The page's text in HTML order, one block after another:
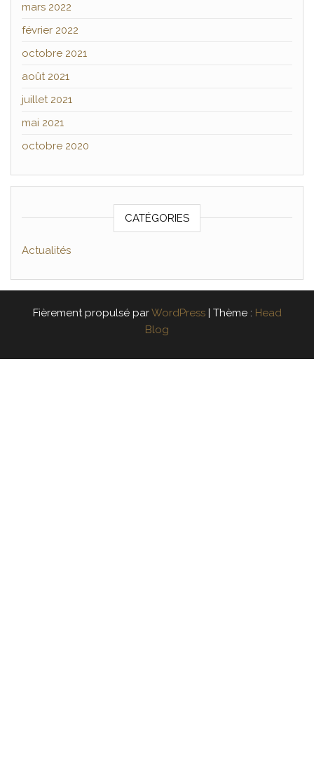
mars 2022
février 2022
octobre 2021
août 2021
juillet 2021
mai 2021
octobre 2020
CATÉGORIES
Actualités
Fièrement propulsé parWordPress Thème : Head
Blog